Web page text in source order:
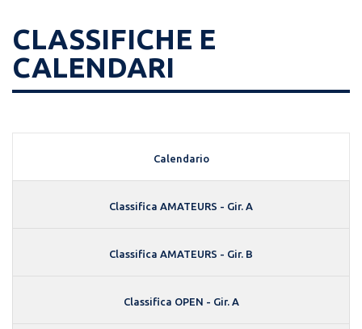
CLASSIFICHE E
CALENDARI
Calendario
Classifica AMATEURS - Gir. A
Classifica AMATEURS - Gir. B
Classifica OPEN - Gir. A